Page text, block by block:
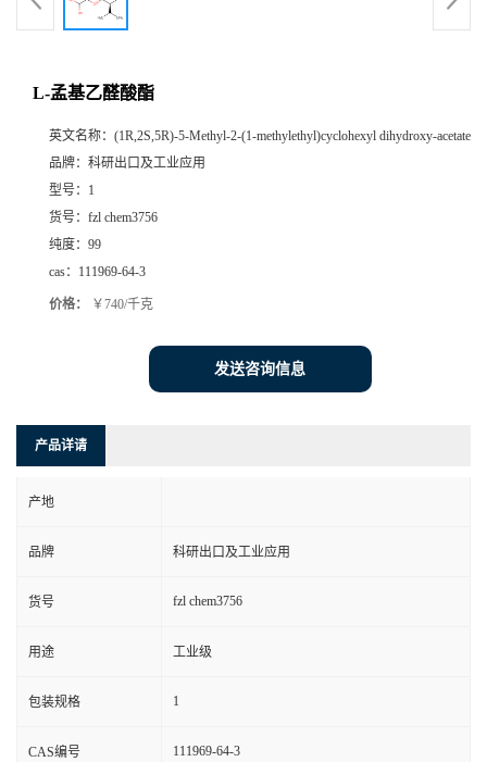
L-孟基乙醛酸酯
英文名称： (1R,2S,5R)-5-Methyl-2-(1-methylethyl)cyclohexyl dihydroxy-acetate
品牌： 科研出口及工业应用
型号： 1
货号： fzl chem3756
纯度： 99
cas： 111969-64-3
价格： ￥740/千克
发送咨询信息
产品详请
产地
品牌 科研出口及工业应用
货号 fzl chem3756
用途 工业级
包装规格 1
CAS编号 111969-64-3